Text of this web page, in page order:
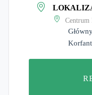
Centrum